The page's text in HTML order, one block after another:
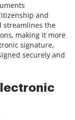
and
streamlines the
making it more
signature,
securely and